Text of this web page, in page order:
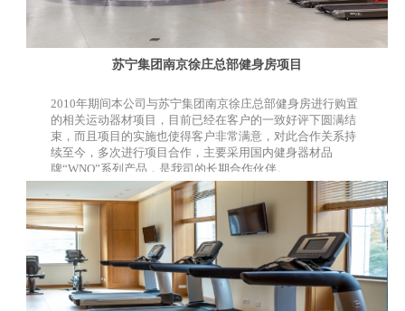
苏宁集团南京徐庄总部健身房项目
2010年期间本公司与苏宁集团南京徐庄总部健身房进行购置
的相关运动器材项目，目前已经在客户的一致好评下圆满结
束，而且项目的实施也使得客户非常满意，对此合作关系持
续至今，多次进行项目合作，主要采用国内健身器材品
牌“WNQ”系列产品，是我司的长期合作伙伴。